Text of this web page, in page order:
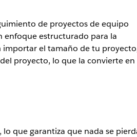
de proyectos de equipo
enfoque estructurado para la
importar el tamaño de tu
proyecto, lo que la convierte en
que garantiza que nada se